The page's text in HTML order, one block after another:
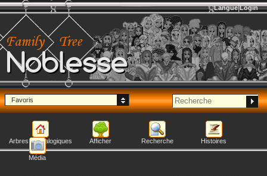
Noblesse
Langue Login
Favoris
Arbres généalogiques Afficher Recherche Histoires
Média